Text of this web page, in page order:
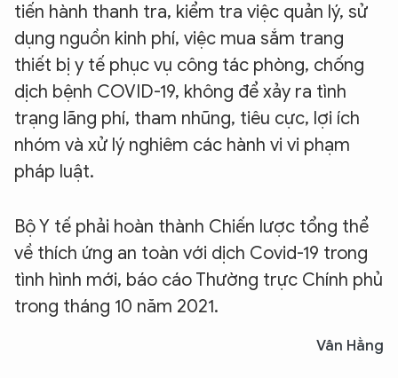
tiến hành thanh tra, kiểm tra việc quản lý, sử
dụng nguồn kinh phí, việc mua sắm trang
thiết bị y tế phục vụ công tác phòng, chống
dịch bệnh COVID-19, không để xảy ra tình
trạng lãng phí, tham nhũng, tiêu cực, lợi ích
nhóm và xử lý nghiêm các hành vi vi phạm
pháp luật.
Bộ Y tế phải hoàn thành Chiến lược tổng thể
về thích ứng an toàn với dịch Covid-19 trong
tình hình mới, báo cáo Thường trực Chính phủ
trong tháng 10 năm 2021.
Vân Hằng